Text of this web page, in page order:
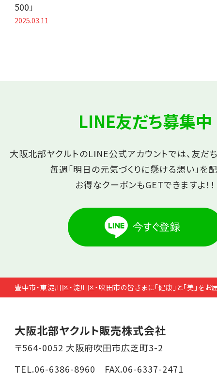
500」
2025.03.11
LINE友だち募集中
大阪北部ヤクルトのLINE公式アカウントでは、友だ
毎週「明日の元気づくりに懸ける想い」を
お得なクーポンもGETできますよ！！
豊中市・東淀川区・淀川区・吹田市の皆さまに「健康」と「美」をお
大阪北部ヤクルト販売株式会社
〒564-0052 大阪府吹田市広芝町3-2
TEL.06-6386-8960 FAX.06-6337-2471